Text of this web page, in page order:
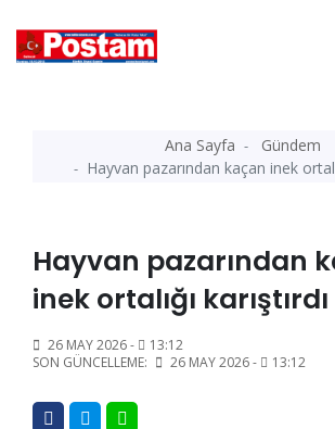
Ana Sayfa
Gündem
Hayvan pazarından kaçan inek
Hayvan pazarından
inek ortalığı karıştırdı
26 MAY 2026 -
13:12
SON GÜNCELLEME:
26 MAY 2026 - 13:12